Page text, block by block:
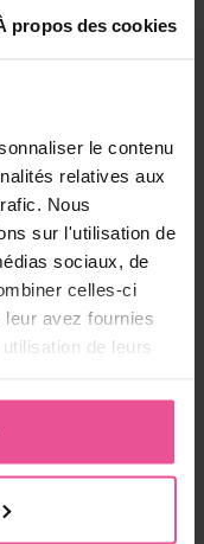
propos des cookies
le contenu
relatives aux
Nous
sur l'utilisation de
sociaux, de
celles-ci
avez fournies
de leurs
les patientes
de poids
cela. La seule
traitement du
porter des
notre
compression
en ligne.